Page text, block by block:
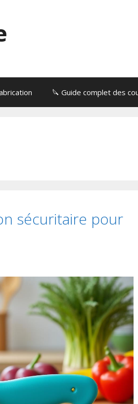
🔪 Guide complet des
sécuritaire pour